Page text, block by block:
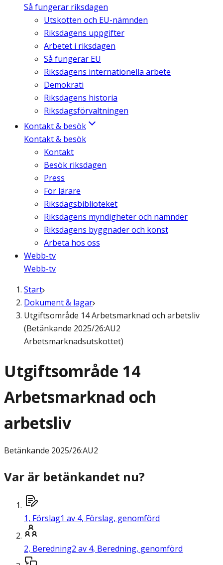
Så fungerar riksdagen
Utskotten och EU-nämnden
Riksdagens uppgifter
Arbetet i riksdagen
Så fungerar EU
Riksdagens internationella arbete
Demokrati
Riksdagens historia
Riksdagsförvaltningen
Kontakt & besök
Kontakt & besök
Kontakt
Besök riksdagen
Press
För lärare
Riksdagsbiblioteket
Riksdagens myndigheter och nämnder
Riksdagens byggnader och konst
Arbeta hos oss
Webb-tv
Webb-tv
Start
Dokument & lagar
Utgiftsområde 14 Arbetsmarknad och arbetsliv
(Betänkande 2025/26:AU2
Arbetsmarknadsutskottet)
Utgiftsområde 14
Arbetsmarknad och
arbetsliv
Betänkande 2025/26:AU2
Var är betänkandet nu?
1, Förslag1 av 4, Förslag, genomförd
2, Beredning2 av 4, Beredning, genomförd